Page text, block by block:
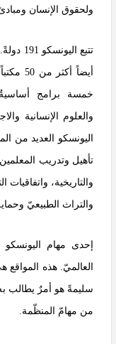
ولحقوق الإنسان
تتبع اليونسكو 191 دولةً. يوجد مقرّها الرئيسيّ في
أيضاً
خمسة برامج أساسيةٌ
والعلوم الإنسانية
اليونسكو العديد من
تأهيل وتدريب
والتاريخية، واتفاقيات
والتراث الطبيعيّ
إحدى مهام
العالمي ّ. هذه المواقع
سليمةً هو أمرٌ يطالب
من مهامّ المنظّمة.